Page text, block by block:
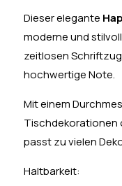
Dieser elegante
moderne und
zeitlosen Schriftzug
hochwertige Note.
Mit einem
Tischdekorationen
passt zu vielen
Haltbarkeit: